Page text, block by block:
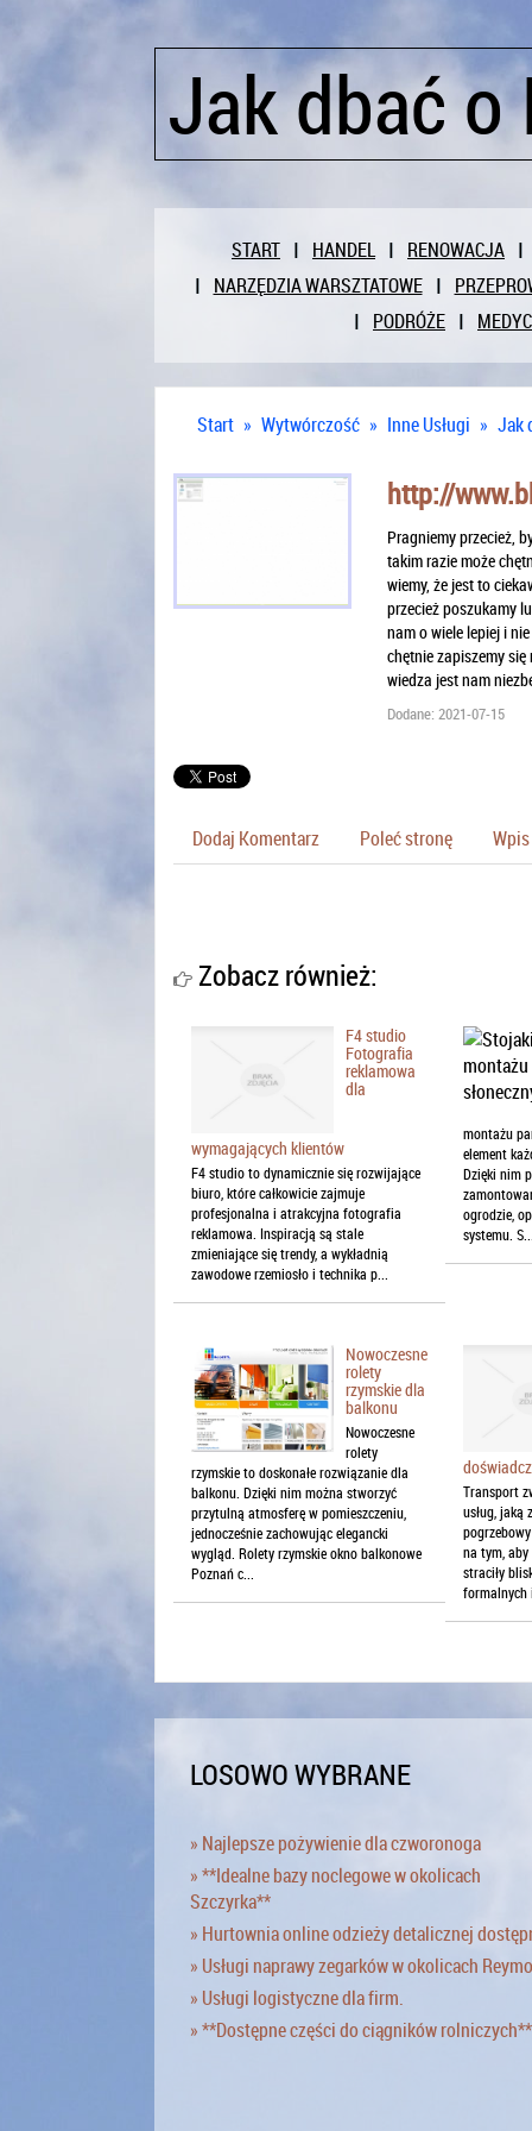
Jak dbać o
START HANDEL
RENOWACJA
NARZĘDZIA WARSZTATOWE
PODRÓŻE
Start » Wytwórczość » Inne Usługi » Jak
http://
Pragniemy przecież,
takim razie może
wiemy, że jest to
przecież poszukamy
nam o wiele lepiej i
chętnie zapiszemy
wiedza jest nam
Dodane: 2021-07-15
Dodaj Komentarz Poleć stronę
Zobacz również:
F4 studio
Fotografia
reklamowa
dla
wymagających klientów
F4 studio to dynamicznie się rozwijające
biuro, które całkowicie zajmuje
profesjonalna i atrakcyjna fotografia
reklamowa. Inspiracją są stale
zmieniające się trendy, a wykładnią
zawodowe rzemiosło i technika p...
montażu
element
Dzięki nim
ogrodzie,
systemu.
Nowoczesne
rolety
rzymskie dla
balkonu
Nowoczesne
rolety
rzymskie to doskonałe rozwiązanie dla
balkonu. Dzięki nim można stworzyć
przytulną atmosferę w pomieszczeniu,
jednocześnie zachowując elegancki
wygląd. Rolety rzymskie okno balkonowe
Poznań c...
Transport
usług, jaką
na tym,
straciły
formalnych
LOSOWO WYBRANE
» Najlepsze pożywienie dla czworonoga
» **Idealne bazy noclegowe w okolicach
Szczyrka**
» Hurtownia online odzieży detalicznej
» Usługi naprawy zegarków w okolicach
» Usługi logistyczne dla firm.
» **Dostępne części do ciągników rolniczych**